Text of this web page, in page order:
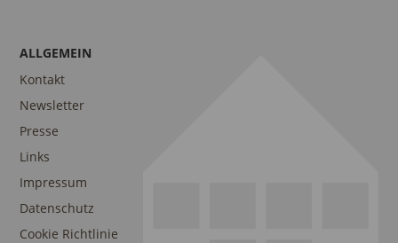
ALLGEMEIN
Kontakt
Newsletter
Presse
Links
Impressum
Datenschutz
Cookie Richtlinie